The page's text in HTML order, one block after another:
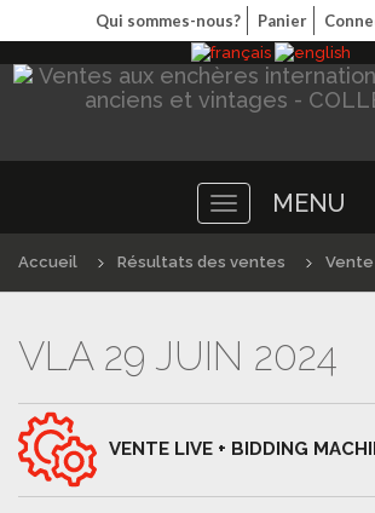
Qui sommes-nous? Panier
Toggle
navigation
MENU
Accueil Résultats des ventes
VLA 29 JUIN 2024
VENTE LIVE + BIDDING